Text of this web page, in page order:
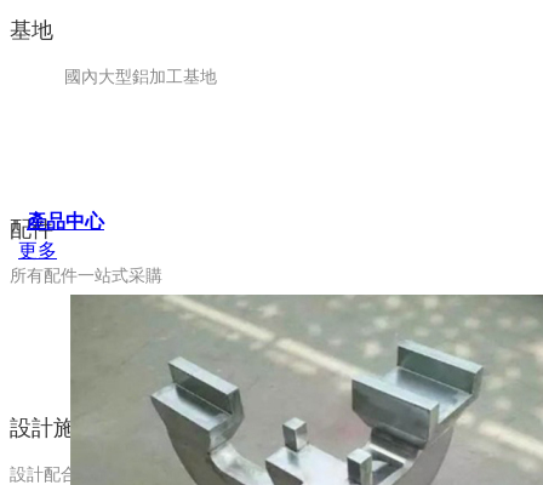
基地
國內大型鋁加工基地
配件
所有配件一站式采購
設計施工
設計配合、施工指導
產品中心
更多